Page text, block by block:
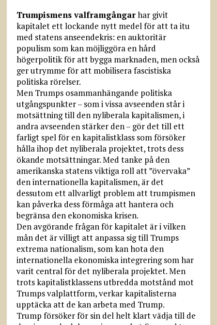
Trumpismens valframgångarhar givit
kapitalet ett lockande nytt medel för att ta itu
med statens anseendekris: en auktoritär
populism som kan möjliggöra en hård
högerpolitik för att bygga marknaden, men också
ger utrymme för att mobilisera fascistiska
politiska rörelser.
Men Trumps osammanhängande politiska
utgångspunkter – som i vissa avseenden står i
motsättning till den nyliberala kapitalismen, i
andra avseenden stärker den – gör det till ett
farligt spel för en kapitalistklass som försöker
hålla ihop det nyliberala projektet, trots dess
ökande motsättningar. Med tanke på den
amerikanska statens viktiga roll att ”övervaka”
den internationella kapitalismen, är det
dessutom ett allvarligt problem att trumpismen
kan påverka dess förmåga att hantera och
begränsa den ekonomiska krisen.
Den avgörande frågan för kapitalet är i vilken
mån det är villigt att anpassa sig till Trumps
extrema nationalism, som kan hota den
internationella ekonomiska integrering som har
varit central för det nyliberala projektet. Men
trots kapitalistklassens utbredda motstånd mot
Trumps valplattform, verkar kapitalisterna
upptäcka att de kan arbeta med Trump.
Trump försöker för sin del helt klart vädja till de